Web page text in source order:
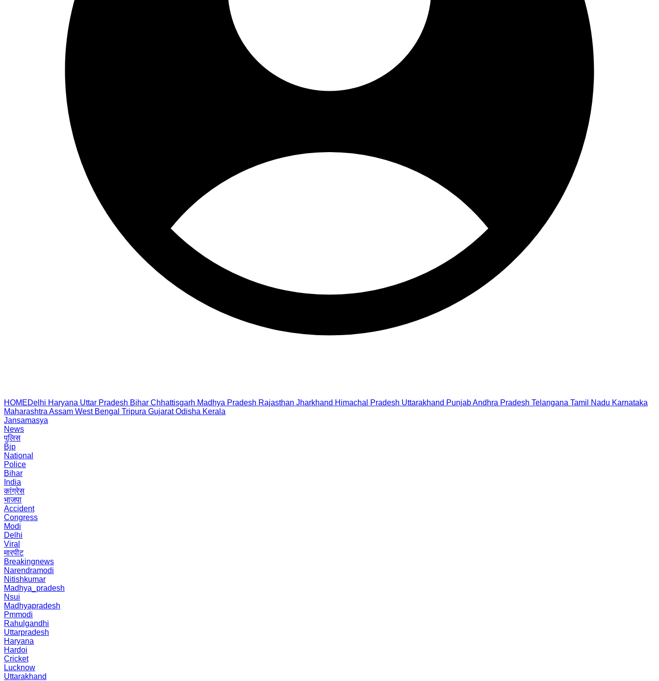
HOMEDelhi Haryana Uttar Pradesh Bihar Chhattisgarh Madhya Pradesh Rajasthan Jharkhand Himachal Pradesh Uttarakhand PunjabAndhra Pradesh Telangana Tamil Nadu Karnataka
Maharashtra Assam West Bengal Tripura Gujarat Odisha Kerala
Jansamasya
News
पुलिस
Bjp
National
Police
Bihar
India
कांग्रेस
भाजपा
Accident
Congress
Modi
Delhi
Viral
मारपीट
Breakingnews
Narendramodi
Nitishkumar
Madhya_pradesh
Nsui
Madhyapradesh
Pmmodi
Rahulgandhi
Uttarpradesh
Haryana
Hardoi
Cricket
Lucknow
Uttarakhand